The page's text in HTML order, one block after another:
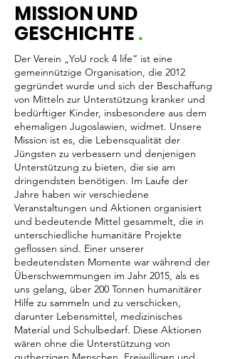
MISSION UND
GESCHICHTE.
Der Verein „YoU rock 4 life“ ist eine
gemeinnützige Organisation, die 2012
gegründet wurde und sich der Beschaffung
von Mitteln zur Unterstützung kranker und
bedürftiger Kinder, insbesondere aus dem
ehemaligen Jugoslawien, widmet. Unsere
Mission ist es, die Lebensqualität der
Jüngsten zu verbessern und denjenigen
Unterstützung zu bieten, die sie am
dringendsten benötigen. Im Laufe der
Jahre haben wir verschiedene
Veranstaltungen und Aktionen organisiert
und bedeutende Mittel gesammelt, die in
unterschiedliche humanitäre Projekte
geflossen sind. Einer unserer
bedeutendsten Momente war während der
Überschwemmungen im Jahr 2015, als es
uns gelang, über 200 Tonnen humanitärer
Hilfe zu sammeln und zu verschicken,
darunter Lebensmittel, medizinisches
Material und Schulbedarf. Diese Aktionen
wären ohne die Unterstützung von